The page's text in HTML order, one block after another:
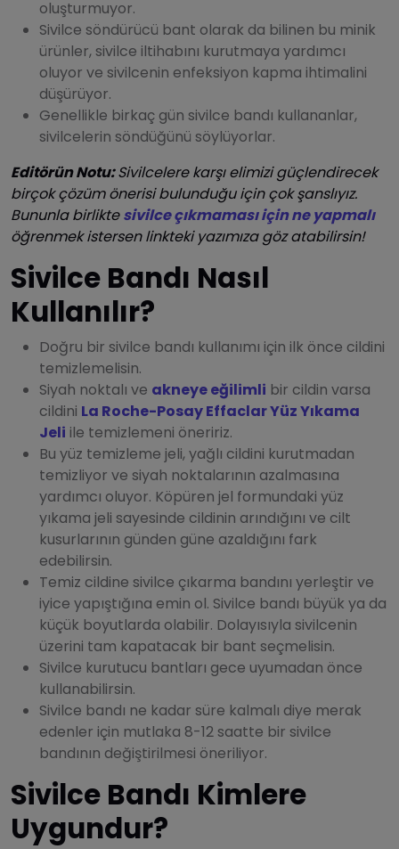
oluşturmuyor.
Sivilce söndürücü bant olarak da bilinen bu minik
ürünler, sivilce iltihabını kurutmaya yardımcı
oluyor ve sivilcenin enfeksiyon kapma ihtimalini
düşürüyor.
Genellikle birkaç gün sivilce bandı kullananlar,
sivilcelerin söndüğünü söylüyorlar.
Editörün Notu:Sivilcelere karşı elimizi güçlendirecek
birçok çözüm önerisi bulunduğu için çok şanslıyız.
Bununla birliktesivilce çıkmaması için ne yapmalı
öğrenmek istersen linkteki yazımıza göz atabilirsin!
Sivilce Bandı Nasıl
Kullanılır?
Doğru bir sivilce bandı kullanımı için ilk önce cildini
temizlemelisin.
Siyah noktalı ve akneye eğilimli bir cildin varsa
cildini La Roche-Posay Effaclar Yüz Yıkama
Jeli ile temizlemeni öneririz.
Bu yüz temizleme jeli, yağlı cildini kurutmadan
temizliyor ve siyah noktalarının azalmasına
yardımcı oluyor. Köpüren jel formundaki yüz
yıkama jeli sayesinde cildinin arındığını ve cilt
kusurlarının günden güne azaldığını fark
edebilirsin.
Temiz cildine sivilce çıkarma bandını yerleştir ve
iyice yapıştığına emin ol. Sivilce bandı büyük ya da
küçük boyutlarda olabilir. Dolayısıyla sivilcenin
üzerini tam kapatacak bir bant seçmelisin.
Sivilce kurutucu bantları gece uyumadan önce
kullanabilirsin.
Sivilce bandı ne kadar süre kalmalı diye merak
edenler için mutlaka 8-12 saatte bir sivilce
bandının değiştirilmesi öneriliyor.
Sivilce Bandı Kimlere
Uygundur?